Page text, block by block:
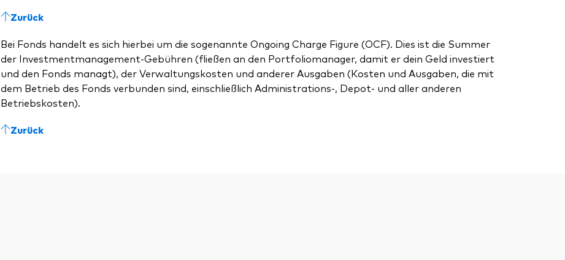
Zurück
Bei Fonds handelt es sich hierbei um die sogenannte Ongoing Charge Figure (OCF). Dies ist die Summer
der Investmentmanagement-Gebühren (fließen an den Portfoliomanager, damit er dein Geld investiert
und den Fonds managt), der Verwaltungskosten und anderer Ausgaben (Kosten und Ausgaben, die mit
dem Betrieb des Fonds verbunden sind, einschließlich Administrations-, Depot- und aller anderen
Betriebskosten).
Zurück